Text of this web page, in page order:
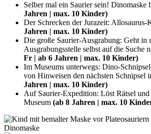
Selber mal ein Saurier sein! Dinomaske
Jahren | max. 10 Kinder)
Der Schrecken der Jurazeit: Allosaurus-
Jahren | max. 10 Kinder)
Die große Saurier-Ausgrabung: Geht in
Ausgrabungsstelle selbst auf die Suche
Fr | ab 6 Jahren | max. 10 Kinder)
Im Museums unterwegs: Dino-
von Hinweisen den nächsten Schnipsel
Jahren | max. 10 Kinder)
Auf Saurier-Expedition: Löst Rätsel
Museum (ab 8 Jahren | max. 10
Dinomaske